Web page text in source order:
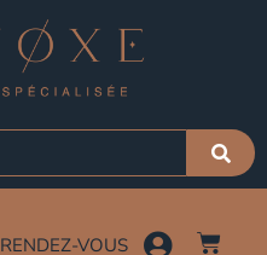
RENDEZ-VOUS